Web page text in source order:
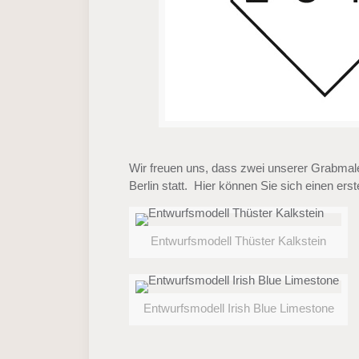
Wir freuen uns, dass zwei unserer
Berlin statt. Hier können Sie sich einen
Entwurfsmodell Thüster Kalkstein
Entwurfsmodell Irish Blue Limestone